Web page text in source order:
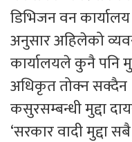
डिभिजन वन
अनुसार अहिलेको
कार्यालयले कुनै पनि
अधिकृत तोक्न सक्दैन
कसुरसम्बन्धी मुद्दा
‘सरकार वादी मुद्दा